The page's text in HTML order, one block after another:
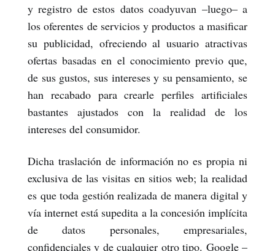
y registro de estos datos coadyuvan –luego– a
los oferentes de servicios y productos a masificar
su publicidad, ofreciendo al usuario atractivas
ofertas basadas en el conocimiento previo que,
de sus gustos, sus intereses y su pensamiento, se
han recabado para crearle perfiles artificiales
bastantes ajustados con la realidad de los
intereses del consumidor.
Dicha traslación de información no es propia ni
exclusiva de las visitas en sitios web; la realidad
es que toda gestión realizada de manera digital y
vía internet está supedita a la concesión implícita
de datos personales, empresariales,
confidenciales y de cualquier otro tipo. Google –